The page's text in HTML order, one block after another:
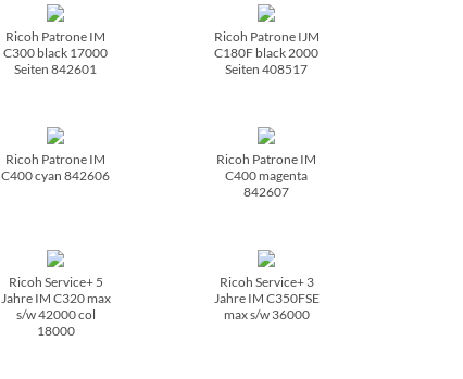
Ricoh Patrone IM
C300 black 17000
Seiten 842601
Ricoh Patrone IJM
C180F black 2000
Seiten 408517
Ricoh Patrone IM
C400 cyan 842606
Ricoh Patrone IM
C400 magenta
842607
Ricoh Service+ 5
Jahre IM C320 max
s/­w 42000 col
18000
Ricoh Service+ 3
Jahre IM C350FSE
max s/­w 36000